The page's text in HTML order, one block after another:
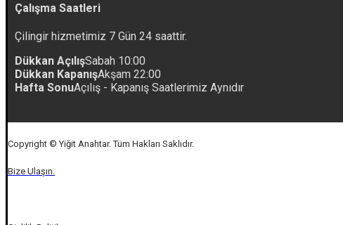
Çalışma Saatleri
Çilingir hizmetimiz 7 Gün 24 saattir.
Dükkan AçılışSabah 10:00
Dükkan KapanışAkşam 22:00
Hafta SonuAçılış - Kapanış Saatlerimiz Aynıdır
Copyright © Yiğit Anahtar. Tüm Hakları Saklıdır.
Bize Ulaşın.